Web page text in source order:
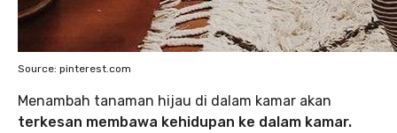
Source: pinterest.com
Menambah tanaman hijau di dalam kamar akan
terkesan membawa kehidupan ke dalam kamar.